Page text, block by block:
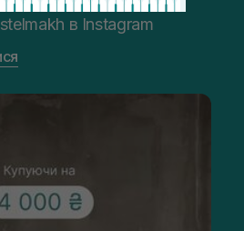
в Instagram